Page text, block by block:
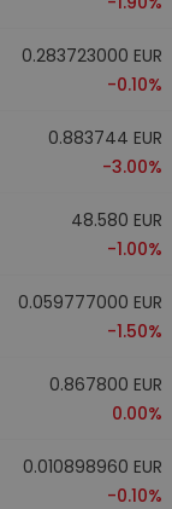
0.283723000 EUR
-0.10%
0.883744 EUR
-3.00%
48.580 EUR
-1.00%
0.059777000 EUR
-1.50%
0.867800 EUR
0.00%
0.010898960 EUR
-0.10%